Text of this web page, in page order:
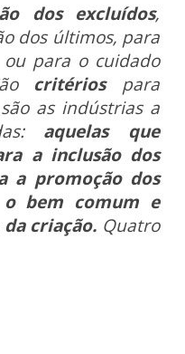
dos excluídos,
dos últimos, para
para o cuidado
critérios para
as indústrias a
aquelas que
a inclusão dos
a promoção dos
bem comum e
criação. Quatro